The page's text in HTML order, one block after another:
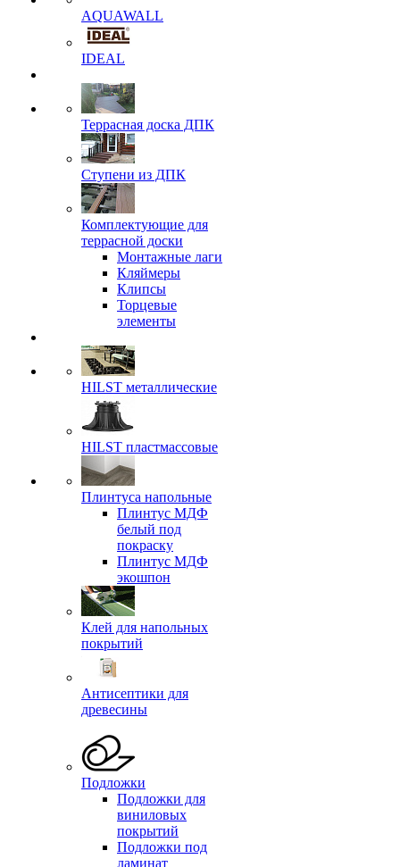
AQUAWALL
IDEAL
Террасная доска ДПК
Ступени из ДПК
Комплектующие для
террасной доски
Монтажные лаги
Кляймеры
Клипсы
Торцевые
элементы
HILST металлические
HILST пластмассовые
Плинтуса напольные
Плинтус МДФ
белый под
покраску
Плинтус МДФ
экошпон
Клей для напольных
покрытий
Антисептики для
древесины
Подложки
Подложки для
виниловых
покрытий
Подложки под
ламинат